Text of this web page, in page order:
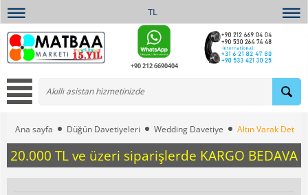
TL
+90 212 6690404
Ana sayfa Düğün Davetiyeleri Wedding Davetiye Altın Varak
20.000 TL ve üzeri siparişlerde KARGO BEDAVA